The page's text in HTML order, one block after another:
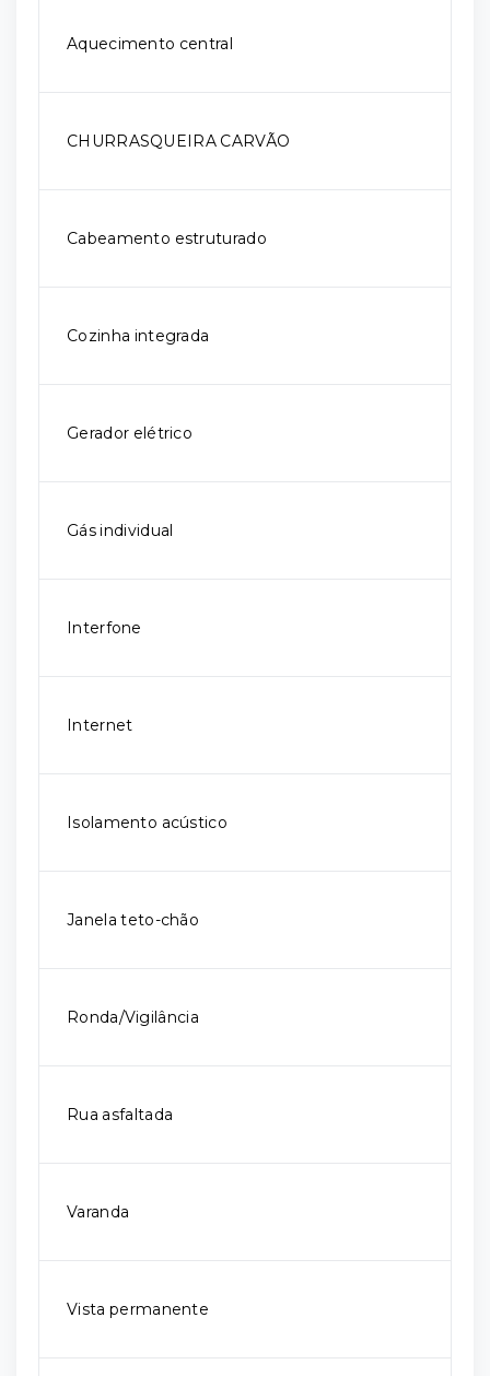
Aquecimento central
CHURRASQUEIRA CARVÃO
Cabeamento estruturado
Cozinha integrada
Gerador elétrico
Gás individual
Interfone
Internet
Isolamento acústico
Janela teto-chão
Ronda/Vigilância
Rua asfaltada
Varanda
Vista permanente